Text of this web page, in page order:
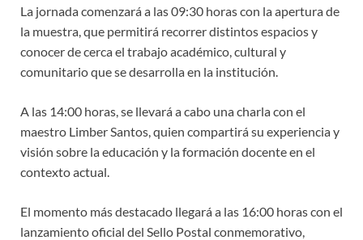
La jornada comenzará a las 09:30 horas con la apertura de
la muestra, que permitirá recorrer distintos espacios y
conocer de cerca el trabajo académico, cultural y
comunitario que se desarrolla en la institución.
A las 14:00 horas, se llevará a cabo una charla con el
maestro Limber Santos, quien compartirá su experiencia y
visión sobre la educación y la formación docente en el
contexto actual.
El momento más destacado llegará a las 16:00 horas con el
lanzamiento oficial del Sello Postal conmemorativo,